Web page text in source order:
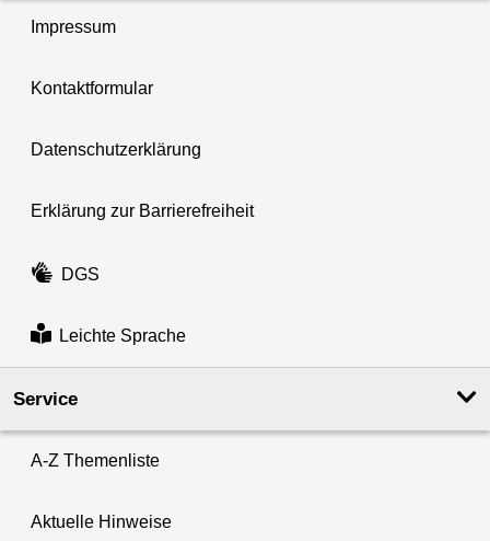
Impressum
Kontaktformular
Datenschutzerklärung
Erklärung zur Barrierefreiheit
DGS
Leichte Sprache
Service
A-Z Themenliste
Aktuelle Hinweise